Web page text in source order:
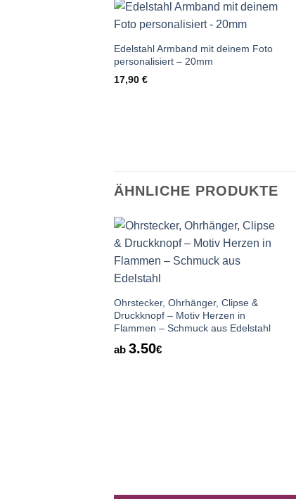
Wunschliste
Edelstahl Armband mit deinem Foto
personalisiert – 20mm
17,90 €
ÄHNLICHE PRODUKTE
Wunschliste
Ohrstecker, Ohrhänger, Clipse &
Druckknopf – Motiv Herzen in
Flammen – Schmuck aus Edelstahl
ab 3.50€